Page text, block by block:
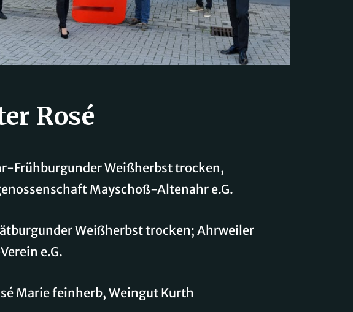
Rosé
Frühburgunder Weißherbst trocken,
Mayschoß-Altenahr e.G.
Weißherbst trocken; Ahrweiler
e.G.
Marie feinherb, Weingut Kurth